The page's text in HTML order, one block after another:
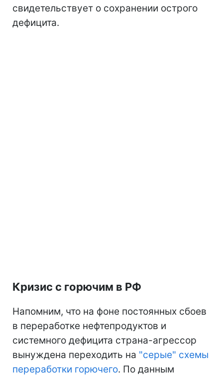
свидетельствует о сохранении острого
дефицита.
Кризис с горючим в РФ
Напомним, что на фоне постоянных сбоев
в переработке нефтепродуктов и
системного дефицита страна-агрессор
вынуждена переходить на "серые" схемы
переработки горючего. По данным